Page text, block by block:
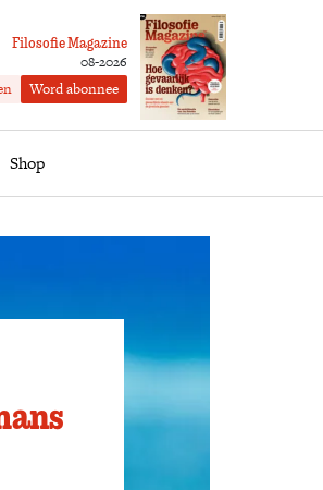
Filosofie Magazine
08-2026
Word abonnee
Shop